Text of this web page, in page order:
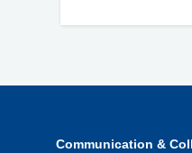
Communication &